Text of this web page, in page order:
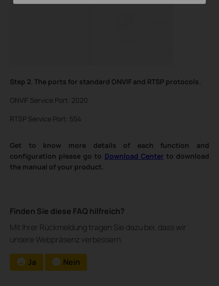
Step 2. The ports for standard ONVIF and RTSP protocols.
ONVIF Service Port: 2020
RTSP Service Port: 554
Get to know more details of each function and
configuration please go to Download Center to download
the manual of your product.
Finden Sie diese FAQ hilfreich?
Mit Ihrer Rückmeldung tragen Sie dazu bei, dass wir
unsere Webpräsenz verbessern.
Ja Nein